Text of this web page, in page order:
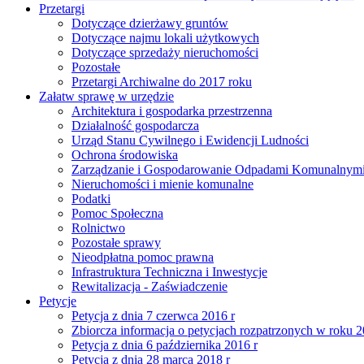
Przetargi
Dotyczące dzierżawy gruntów
Dotyczące najmu lokali użytkowych
Dotyczące sprzedaży nieruchomości
Pozostałe
Przetargi Archiwalne do 2017 roku
Załatw sprawę w urzędzie
Architektura i gospodarka przestrzenna
Działalność gospodarcza
Urząd Stanu Cywilnego i Ewidencji Ludności
Ochrona środowiska
Zarządzanie i Gospodarowanie Odpadami Komunalnymi
Nieruchomości i mienie komunalne
Podatki
Pomoc Społeczna
Rolnictwo
Pozostałe sprawy
Nieodpłatna pomoc prawna
Infrastruktura Techniczna i Inwestycje
Rewitalizacja - Zaświadczenie
Petycje
Petycja z dnia 7 czerwca 2016 r
Zbiorcza informacja o petycjach rozpatrzonych w roku
Petycja z dnia 6 października 2016 r
Petycja z dnia 28 marca 2018 r